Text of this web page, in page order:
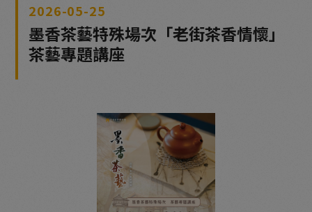
2026-05-25
墨香茶藝特殊場次「老街茶香情懷」
茶藝專題講座